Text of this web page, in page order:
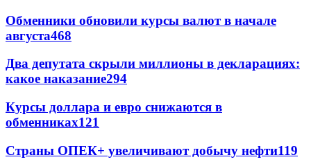
Обменники обновили курсы валют в начале
августа468
Два депутата скрыли миллионы в декларациях:
какое наказание294
Курсы доллара и евро снижаются в
обменниках121
Страны ОПЕК+ увеличивают добычу нефти119